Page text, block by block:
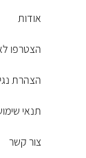
אודות
הצטרפו
הצהרת
תנאי
צור קשר